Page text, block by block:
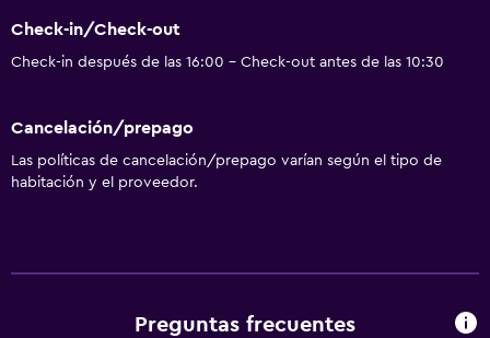
Check-in/Check-out
Check-in después de las 16:00 - Check-out antes de las 10:30
Cancelación/prepago
Las políticas de cancelación/prepago varían según el tipo de
habitación y el proveedor.
Preguntas frecuentes